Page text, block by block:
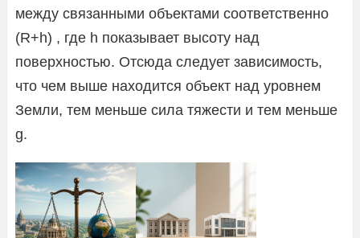
между связанными объектами соответственно
(R+h) , где h показывает высоту над
поверхностью. Отсюда следует зависимость,
что чем выше находится объект над уровнем
Земли, тем меньше сила тяжести и тем меньше
g.